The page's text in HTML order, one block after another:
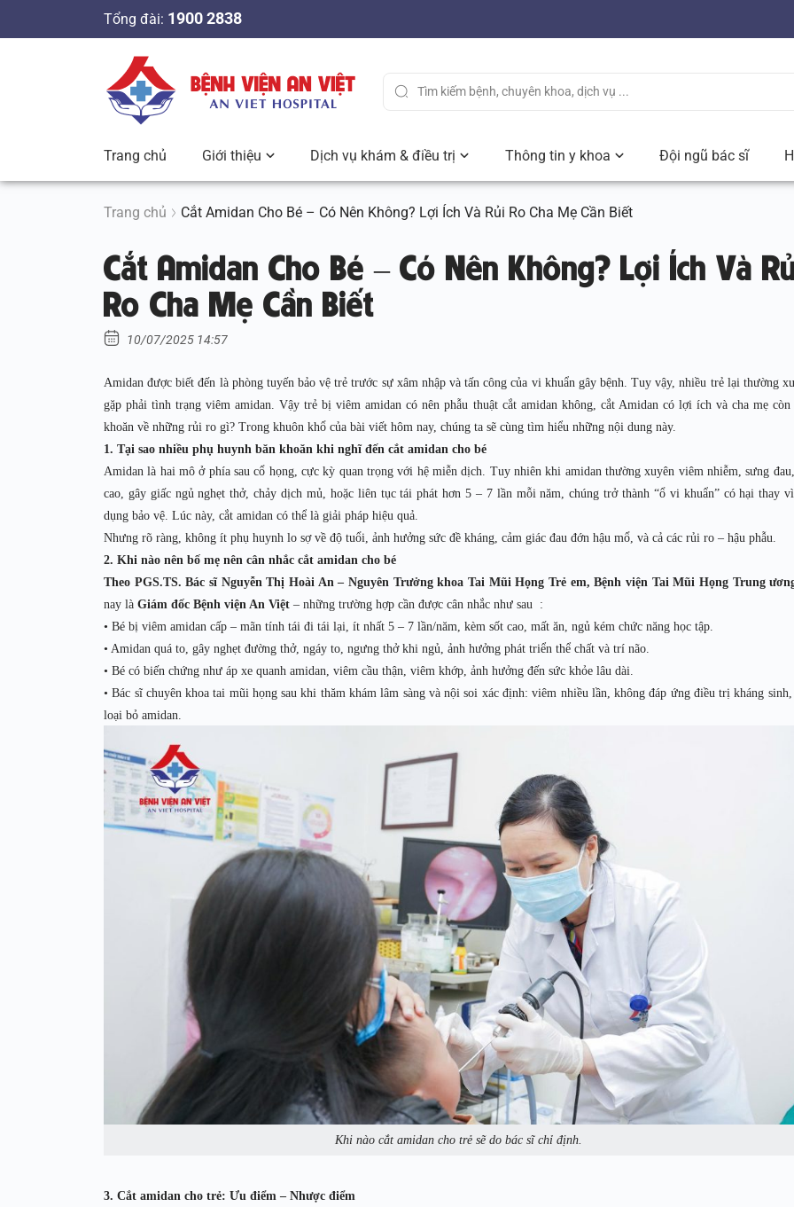
n
Tổng đài: 1900 2838
Trang chủ Giới thiệu Dịch vụ khám & điều trị Thông tin y khoa Đội ngũ bác sĩ
Trang chủ Cắt Amidan Cho Bé – Có Nên Không? Lợi Ích Và Rủi Ro Cha Mẹ Cần Biết
Cắt Amidan Cho Bé – Có Nên Không? Lợi Ích Và
Ro Cha Mẹ Cần Biết
10/07/2025 14:57
Amidan được biết đến là phòng tuyến bảo vệ trẻ trước sự xâm nhập và tấn công của vi khuẩn gây bệnh. Tuy vậy, nhiều trẻ lại thường
gặp phải tình trạng viêm amidan. Vậy trẻ bị viêm amidan có nên phẫu thuật cắt amidan không, cắt Amidan có lợi ích và cha mẹ còn
khoăn về những rủi ro gì? Trong khuôn khổ của bài viết hôm nay, chúng ta sẽ cùng tìm hiểu những nội dung này.
1. Tại sao nhiều phụ huynh băn khoăn khi nghĩ đến cắt amidan cho bé
Amidan là hai mô ở phía sau cổ họng, cực kỳ quan trọng với hệ miễn dịch. Tuy nhiên khi amidan thường xuyên viêm nhiễm, sưng
cao, gây giấc ngủ nghẹt thở, chảy dịch mủ, hoặc liên tục tái phát hơn 5 – 7 lần mỗi năm, chúng trở thành “ổ vi khuẩn” có hại thay
dụng bảo vệ. Lúc này, cắt amidan có thể là giải pháp hiệu quả.
Nhưng rõ ràng, không ít phụ huynh lo sợ về độ tuổi, ảnh hưởng sức đề kháng, cảm giác đau đớn hậu mổ, và cả các rủi ro – hậu phẫu.
2. Khi nào nên bố mẹ nên cân nhắc cắt amidan cho bé
Theo PGS.TS. Bác sĩ Nguyễn Thị Hoài An – Nguyên Trưởng khoa Tai Mũi Họng Trẻ em, Bệnh viện Tai Mũi Họng Trung
nay là Giám đốc Bệnh viện An Việt – những trường hợp cần được cân nhắc như sau :
• Bé bị viêm amidan cấp – mãn tính tái đi tái lại, ít nhất 5 – 7 lần/năm, kèm sốt cao, mất ăn, ngủ kém chức năng học tập.
• Amidan quá to, gây nghẹt đường thở, ngáy to, ngưng thở khi ngủ, ảnh hưởng phát triển thể chất và trí não.
• Bé có biến chứng như áp xe quanh amidan, viêm cầu thận, viêm khớp, ảnh hưởng đến sức khỏe lâu dài.
• Bác sĩ chuyên khoa tai mũi họng sau khi thăm khám lâm sàng và nội soi xác định: viêm nhiều lần, không đáp ứng điều trị kháng sinh,
loại bỏ amidan.
Khi nào cắt amidan cho trẻ sẽ do bác sĩ chỉ định.
3. Cắt amidan cho trẻ: Ưu điểm – Nhược điểm